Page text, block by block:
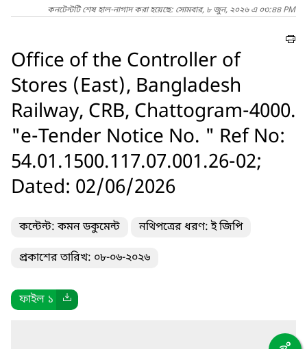
কনটেন্টটি শেষ হাল-নাগাদ করা হয়েছে: সোমবার, ৮ জুন, ২০২৬ এ ০৩:৪৪ PM
Office of the Controller of
Stores (East), Bangladesh
Railway, CRB, Chattogram-4000.
"e-Tender Notice No. " Ref No:
54.01.1500.117.07.001.26-02;
Dated: 02/06/2026
কন্টেন্ট: কমন ডকুমেন্ট নথিপত্রের ধরণ: ই জিপি
প্রকাশের তারিখ: ০৮-০৬-২০২৬
ফাইল ১